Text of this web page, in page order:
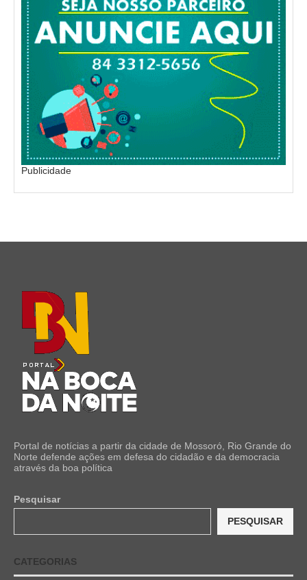
Publicidade
Portal de notícias a partir da cidade de Mossoró, Rio Grande do
Norte defende ações em defesa do cidadão e da democracia
através da boa política
Pesquisar
PESQUISAR
CATEGORIAS